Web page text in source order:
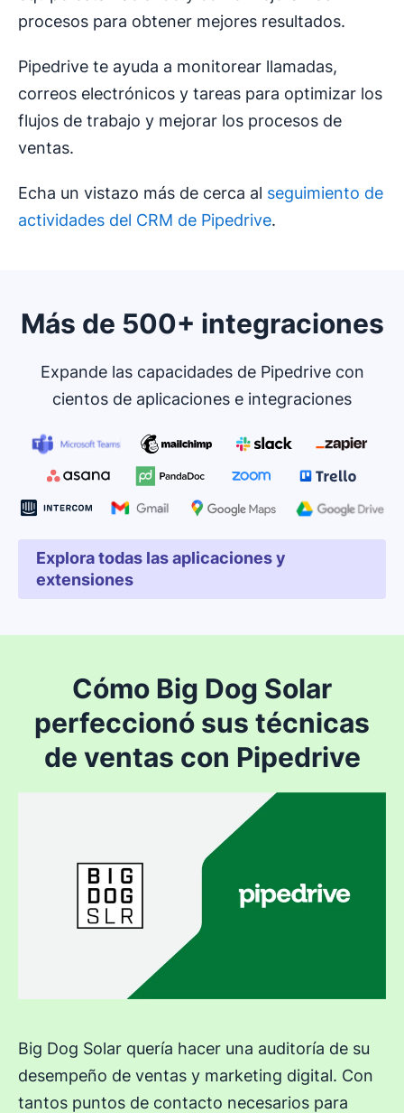
procesos para obtener mejores resultados.
Pipedrive te ayuda a monitorear llamadas,
correos electrónicos y tareas para optimizar los
flujos de trabajo y mejorar los procesos de
ventas.
Echa un vistazo más de cerca al seguimiento de
actividades del CRM de Pipedrive.
Más de 500+ integraciones
Expande las capacidades de Pipedrive con
cientos de aplicaciones e integraciones
Explora todas las aplicaciones y
extensiones
Cómo Big Dog Solar
perfeccionó sus técnicas
de ventas con Pipedrive
Big Dog Solar quería hacer una auditoría de su
desempeño de ventas y marketing digital. Con
tantos puntos de contacto necesarios para